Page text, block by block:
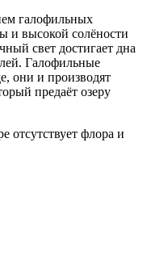
галофильных
и высокой солёности
свет достигает дна
Галофильные
они и производят
предаёт озеру
отсутствует флора и